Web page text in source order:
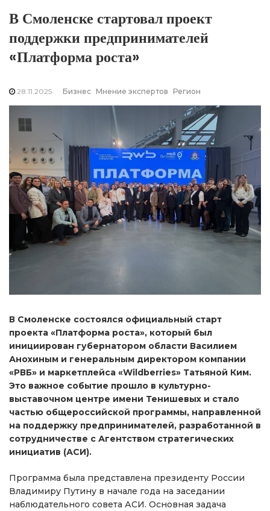
В Смоленске стартовал проект
поддержки предпринимателей
«Платформа роста»
28.11.2025 Бизнес Мнение экспертов Регион
В Смоленске состоялся официальный старт
проекта «Платформа роста», который был
инициирован губернатором области Василием
Анохиным и генеральным директором компании
«РВБ» и маркетплейса «Wildberries» Татьяной Ким.
Это важное событие прошло в культурно-
выставочном центре имени Тенишевых и стало
частью общероссийской программы, направленной
на поддержку предпринимателей, разработанной в
сотрудничестве с Агентством стратегических
инициатив (АСИ).
Программа была представлена президенту России
Владимиру Путину в начале года на заседании
наблюдательного совета АСИ. Основная задача